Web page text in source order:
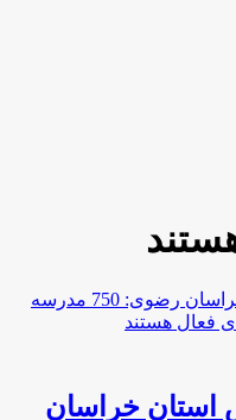
استان خراسان